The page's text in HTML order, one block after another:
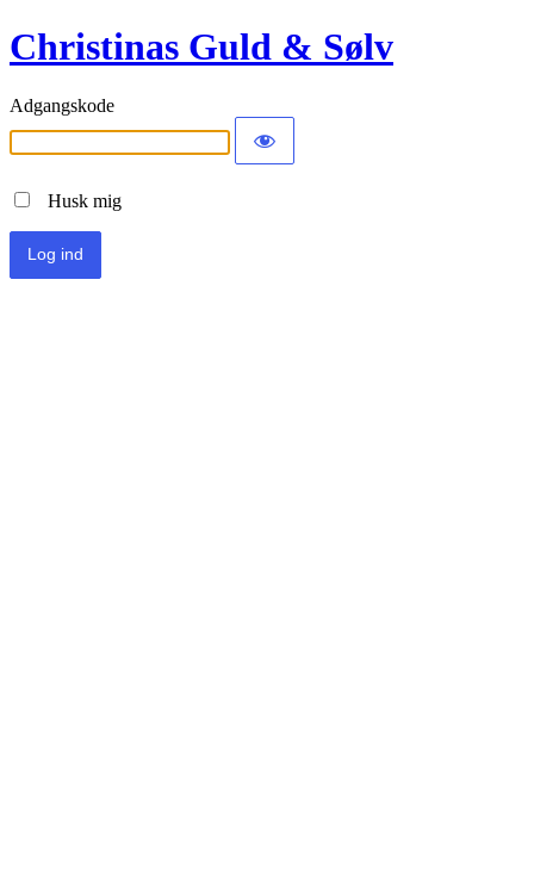
Christinas Guld & Sølv
Adgangskode
Husk mig